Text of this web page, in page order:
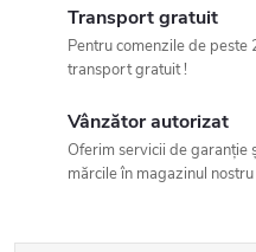
Transport gratuit
Pentru comenzile de
transport gratuit !
Vânzător autorizat
Oferim servicii de garanție
mărcile în magazinul nostru